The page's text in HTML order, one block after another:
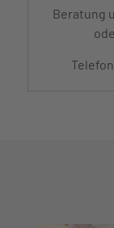
Beratung